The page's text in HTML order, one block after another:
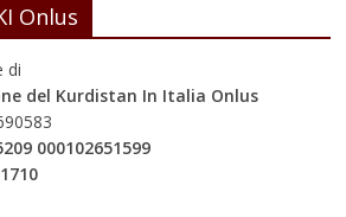
Onlus
di
del Kurdistan In Italia Onlus
000102651599